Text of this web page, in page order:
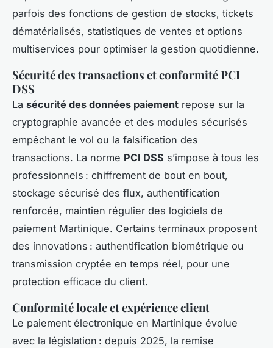
parfois des fonctions de gestion de stocks, tickets
dématérialisés, statistiques de ventes et options
multiservices pour optimiser la gestion quotidienne.
Sécurité des transactions et conformité PCI
DSS
La sécurité des données paiement repose sur la
cryptographie avancée et des modules sécurisés
empêchant le vol ou la falsification des
transactions. La norme PCI DSS s’impose à tous les
professionnels : chiffrement de bout en bout,
stockage sécurisé des flux, authentification
renforcée, maintien régulier des logiciels de
paiement Martinique. Certains terminaux proposent
des innovations : authentification biométrique ou
transmission cryptée en temps réel, pour une
protection efficace du client.
Conformité locale et expérience client
Le paiement électronique en Martinique évolue
avec la législation : depuis 2025, la remise